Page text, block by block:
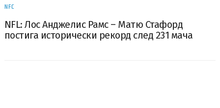
NFC
NFL: Лос Анджелис Рамс – Матю Стафорд
постига исторически рекорд след 231 мача